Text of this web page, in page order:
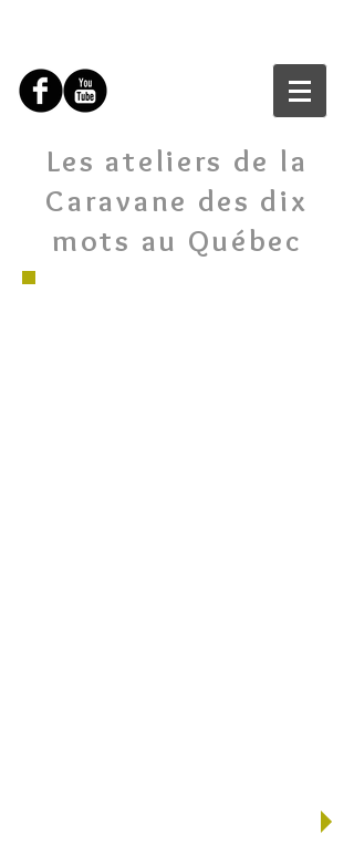
Les ateliers de la
Caravane des dix
mots au Québec